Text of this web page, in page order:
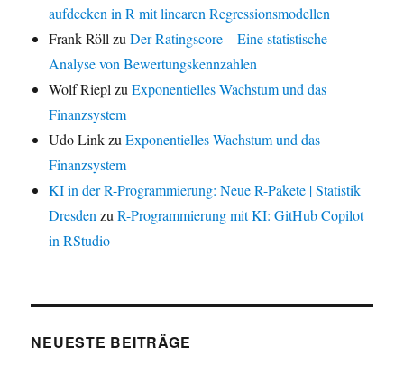
aufdecken in R mit linearen Regressionsmodellen
Frank Röll zuDer Ratingscore – Eine statistische
Analyse von Bewertungskennzahlen
Wolf Riepl zuExponentielles Wachstum und das
Finanzsystem
Udo LinkzuExponentielles Wachstum und das
Finanzsystem
KI in der R-Programmierung: Neue R-Pakete | Statistik
Dresden zuR-Programmierung mit KI: GitHub Copilot
in RStudio
NEUESTE BEITRÄGE